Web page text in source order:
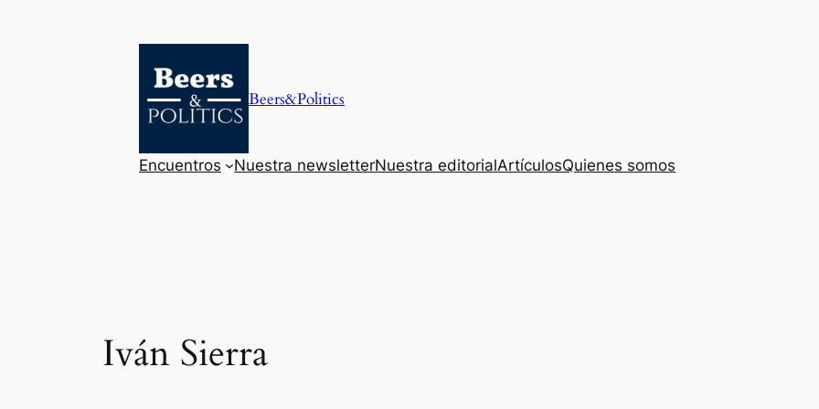
Beers&Politics
Encuentros Nuestra newsletterNuestra editorialArtículosQuienes somos
Iván Sierra